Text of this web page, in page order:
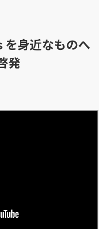
を身近なものへ
発